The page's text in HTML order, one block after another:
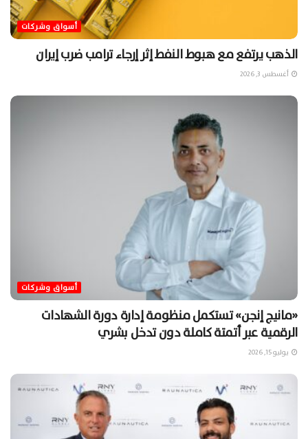
أسواق وشركات
الذهب يرتفع مع هبوط النفط إثر إرجاء ترامب ضرب إيران
أغسطس 3, 2026
أسواق وشركات
«مانيج إنجن» تستكمل منظومة إدارة دورة الشهادات
الرقمية عبر أتمتة كاملة دون تدخل بشري
يوليو 15, 2026